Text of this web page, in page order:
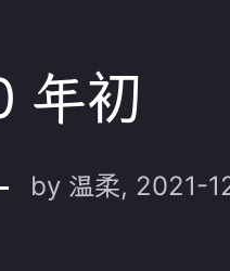
年初
by 温柔, 2021-